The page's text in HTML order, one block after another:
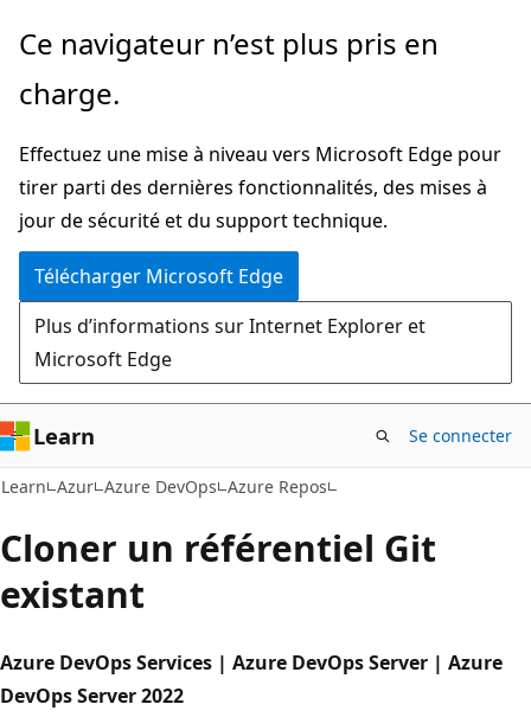
Passer
directement
au
principal
Ce navigateur n’est plus pris en
charge.
Effectuez une mise à niveau vers Microsoft Edge pour
tirer parti des dernières fonctionnalités, des mises à
jour de sécurité et du support technique.
Télécharger Microsoft Edge
Plus d’informations sur Internet Explorer et
Microsoft Edge
Learn Se connecter
Learn Azur Azure DevOps Azure Repos
Cloner un référentiel Git
existant
Azure DevOps Services | Azure DevOps Server | Azure
DevOps Server 2022